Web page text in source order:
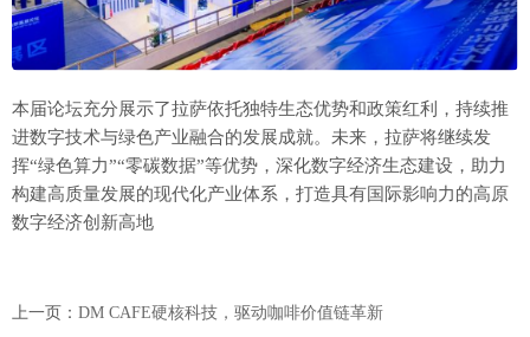
本届论坛充分展示了拉萨依托独特生态优势和政策红利，持续推
进数字技术与绿色产业融合的发展成就。未来，拉萨将继续发
挥“绿色算力”“零碳数据”等优势，深化数字经济生态建设，助力
构建高质量发展的现代化产业体系，打造具有国际影响力的高原
数字经济创新高地
上一页： DM CAFE硬核科技，驱动咖啡价值链革新